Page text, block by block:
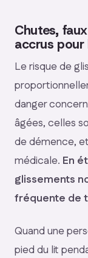
Chutes,
accrus pour
Le risque de
danger
âgées, celles
de démence,
médicale. En
glissements
fréquente de
Quand une
pied du lit